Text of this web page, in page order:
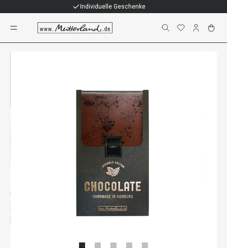
Individuelle Geschenke